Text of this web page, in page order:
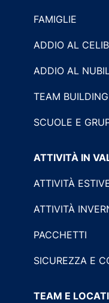
FAMIGLIE
ADDIO AL
ADDIO AL
TEAM BUILDING
SCUOLE E
ATTIVITÀ IN
ATTIVITÀ
ATTIVITÀ
PACCHETTI
SICUREZZA E
TEAM E